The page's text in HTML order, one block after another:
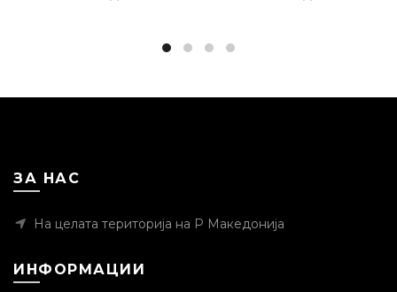
ЗА НАС
На целата територија на Р Македонија
ИНФОРМАЦИИ